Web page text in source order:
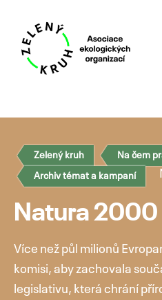
Zelený kruh Na čem
Archiv témat a kampaní
Natura 2000
Více než půl milionů
komisi, aby zachovala
legislativu, která chrání